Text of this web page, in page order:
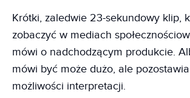
Krótki, zaledwie 23-sekundowy klip,
zobaczyć w mediach
mówi o nadchodzącym produkcie.
mówi być może dużo, ale
możliwości interpretacji.